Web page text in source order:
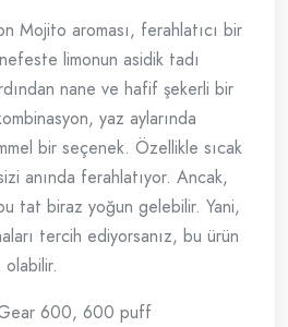
Mojito aroması, ferahlatıcı bir
limonun asidik tadı
nane ve hafif şekerli bir
yaz aylarında
bir seçenek. Özellikle sıcak
anında ferahlatıyor. Ancak,
tat biraz yoğun gelebilir. Yani,
tercih ediyorsanız, bu ürün
600, 600 puff